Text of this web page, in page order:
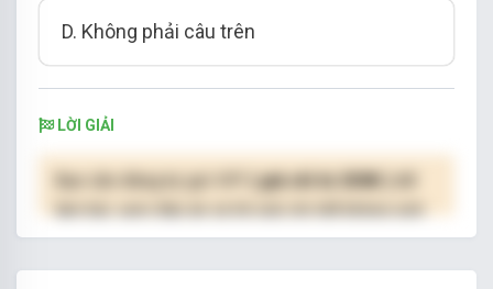
D. Không phải câu trên
LỜI GIẢI
( giá chỉ từ 250K )
hạn.